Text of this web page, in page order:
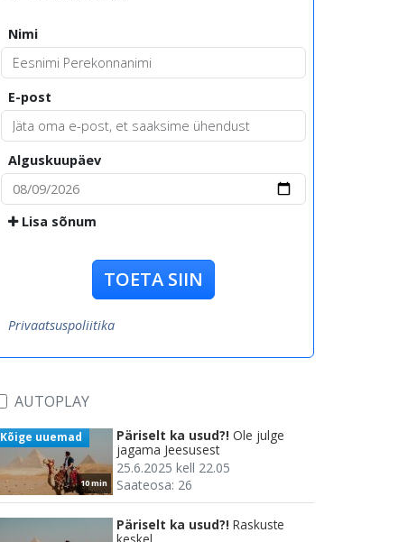
Nimi
E-post
Alguskuupäev
Lisa sõnum
TOETA SIIN
Privaatsuspoliitika
AUTOPLAY
10 min
Kõige uuemad Päriselt ka usud?! Ole julge
jagama Jeesusest
25.6.2025 kell 22.05
Saateosa: 26
Päriselt ka usud?! Raskuste